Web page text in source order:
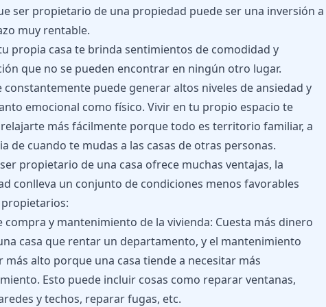
ser propietario de una propiedad puede ser una inversión a
muy rentable.
propia casa te brinda sentimientos de comodidad y
que no se pueden encontrar en ningún otro lugar.
constantemente puede generar altos niveles de ansiedad y
emocional como físico. Vivir en tu propio espacio te
más fácilmente porque todo es territorio familiar, a
de cuando te mudas a las casas de otras personas.
propietario de una casa ofrece muchas ventajas, la
conlleva un conjunto de condiciones menos favorables
compra y mantenimiento de la vivienda: Cuesta más dinero
casa que rentar un departamento, y el mantenimiento
más alto porque una casa tiende a necesitar más
Esto puede incluir cosas como reparar ventanas,
y techos, reparar fugas, etc.